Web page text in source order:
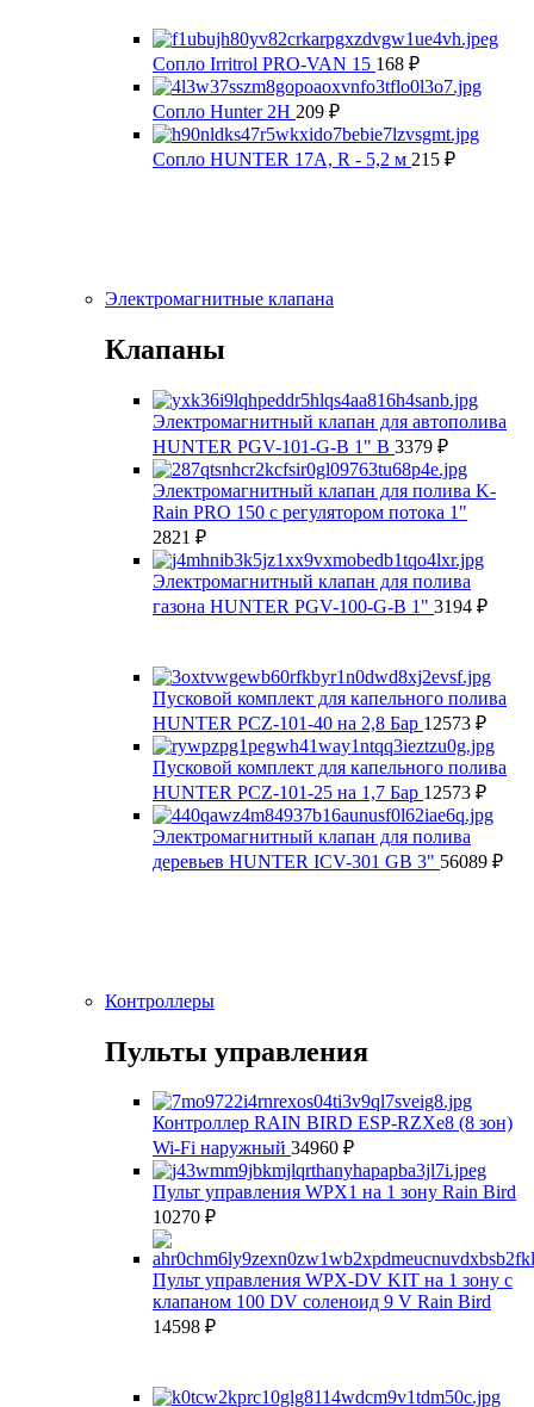
Сопло Irritrol PRO-VAN 15 168 ₽
Сопло Hunter 2Н 209 ₽
Сопло HUNTER 17A, R - 5,2 м 215 ₽
Электромагнитные клапана
Клапаны
Электромагнитный клапан для автополива
HUNTER PGV-101-G-B 1" В 3379 ₽
Электромагнитный клапан для полива K-
Rain PRO 150 с регулятором потока 1"
2821 ₽
Электромагнитный клапан для полива
газона HUNTER PGV-100-G-B 1" 3194 ₽
Пусковой комплект для капельного полива
HUNTER PCZ-101-40 на 2,8 Бар 12573 ₽
Пусковой комплект для капельного полива
HUNTER PCZ-101-25 на 1,7 Бар 12573 ₽
Электромагнитный клапан для полива
деревьев HUNTER ICV-301 GB 3" 56089 ₽
Контроллеры
Пульты управления
Контроллер RAIN BIRD ESP-RZXe8 (8 зон)
Wi-Fi наружный 34960 ₽
Пульт управления WPX1 на 1 зону Rain Bird
10270 ₽
Пульт управления WPX-DV KIT на 1 зону c
клапаном 100 DV соленоид 9 V Rain Bird
14598 ₽